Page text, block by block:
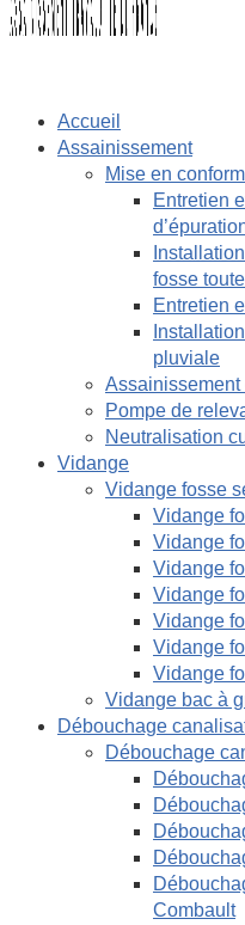
Accueil
Assainissement
Mise en
Entretien
fosse
Entretien
pluviale
Pompe de
Neutralisation
Vidange
Vidange fosse
Vidange
Vidange
Vidange
Vidange
Vidange
Vidange
Vidange
Vidange bac à
Débouchage
Débouchage
Combault